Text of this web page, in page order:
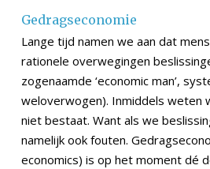
Gedragseconomie
Lange tijd namen we aan dat
rationele overwegingen
zogenaamde ‘economic man’,
weloverwogen). Inmiddels weten
niet bestaat. Want als we
namelijk ook fouten.
economics) is op het moment dé